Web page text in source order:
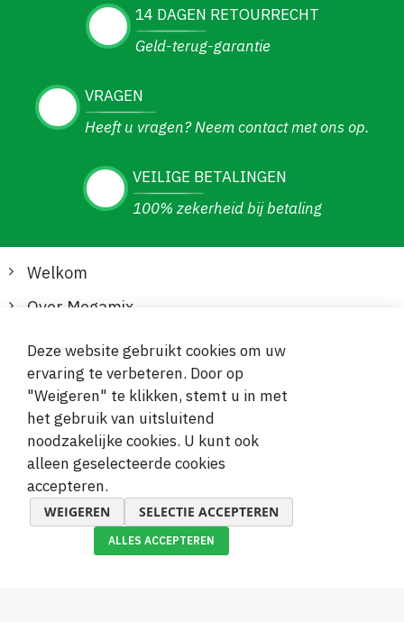
14 DAGEN RETOURRECHT
Geld-terug-garantie
VRAGEN
Heeft u vragen? Neem contact met ons op.
VEILIGE BETALINGEN
100% zekerheid bij betaling
Welkom
Over Megamix
Informatie
Klantenservice
Veilige en gemakkelijke betalingen
Deze website gebruikt cookies om uw
ervaring te verbeteren. Door op
"Weigeren" te klikken, stemt u in met
het gebruik van uitsluitend
noodzakelijke cookies. U kunt ook
alleen geselecteerde cookies
accepteren.
WEIGEREN SELECTIE ACCEPTEREN
ALLES ACCEPTEREN